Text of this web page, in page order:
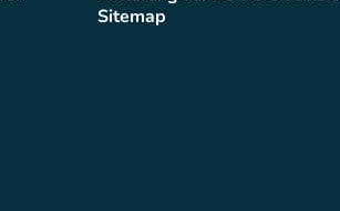
Sitemap(new tab)